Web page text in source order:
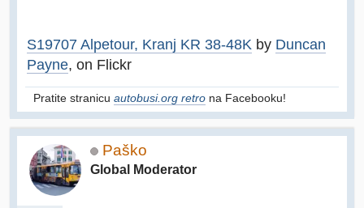
S19707 Alpetour, Kranj KR 38-48K by Duncan
Payne, on Flickr
Pratite stranicu autobusi.org retro na Facebooku!
Paško
Global Moderator